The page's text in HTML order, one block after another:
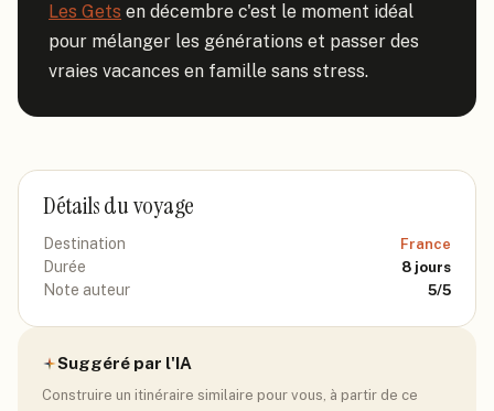
Les Gets en décembre c'est le moment idéal
pour mélanger les générations et passer des
vraies vacances en famille sans stress.
Détails du voyage
Destination France
Durée 8 jours
Note auteur 5/5
Suggéré par l'IA
Construire un itinéraire similaire pour vous, à partir de ce